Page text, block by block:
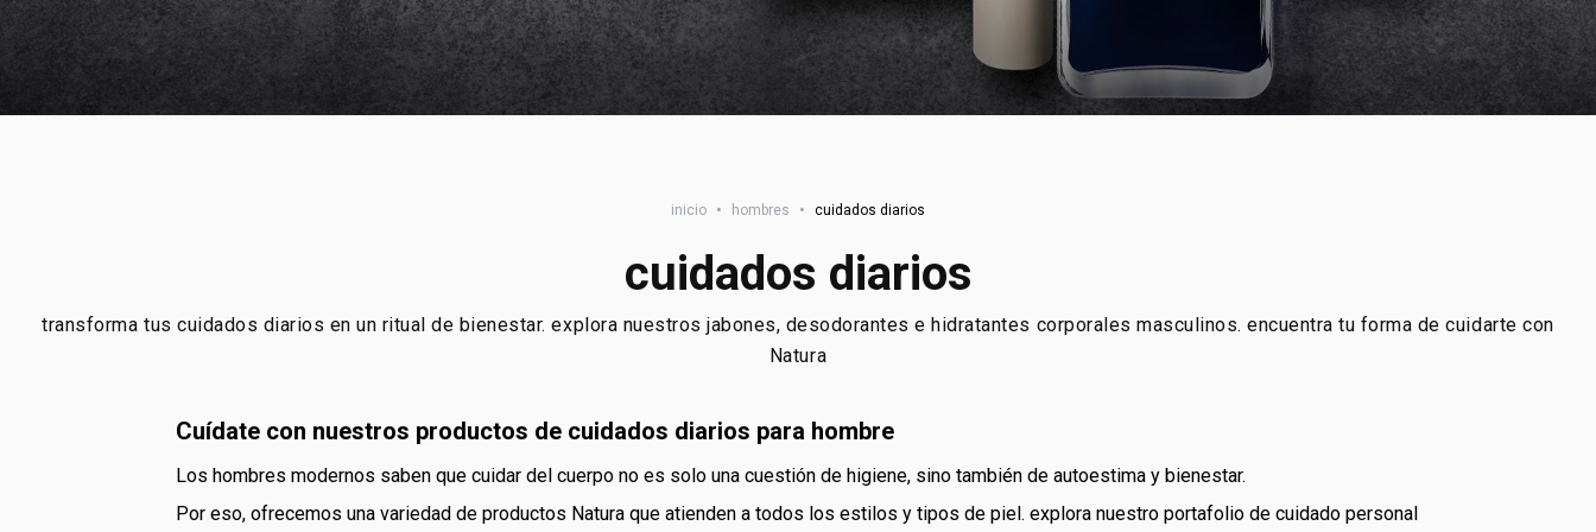
inicio • hombres • cuidados diarios
cuidados diarios
transforma tus cuidados diarios en un ritual de bienestar. explora nuestros jabones, desodorantes e hidratantes corporales masculinos. encuentra tu forma de cuidarte con
Natura
cuídate con nuestros productos de cuidados diarios para hombre
los hombres modernos saben que cuidar del cuerpo no es solo una cuestión de higiene, sino también de autoestima y bienestar.
por eso, ofrecemos una variedad de productos Natura que atienden a todos los estilos y tipos de piel. explora nuestro portafolio de cuidado personal